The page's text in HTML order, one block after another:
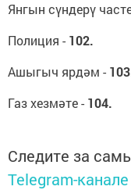
Янгын сүндерү
Полиция - 102.
Ашыгыч ярдәм -
Газ хезмәте - 104.
Следите за
Telegram-канале